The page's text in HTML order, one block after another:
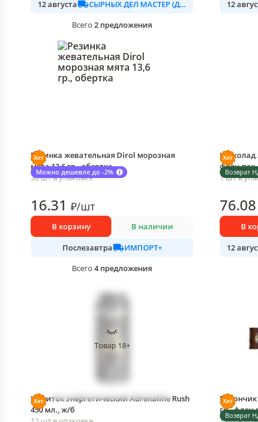
12 августа
СЫРНЫХ ДЕЛ МАСТЕР (ДАЛИМО)
Всего 2 предложения
12
Можно дешевле до -2%
Резинка жевательная Dirol морозная
мята 13,6 гр., обертка
30 шт в упаковке
16.31 ₽/шт
В корзину В наличии
Послезавтра
ИМПОРТ+
Всего 4 предложения
Возврат
Шоколад
флоу-пак
1 шт в
76.08
В
12
Товар 18+
Напиток энергетический Adrenaline Rush
450 мл., ж/б
Возврат
гр., флоу-